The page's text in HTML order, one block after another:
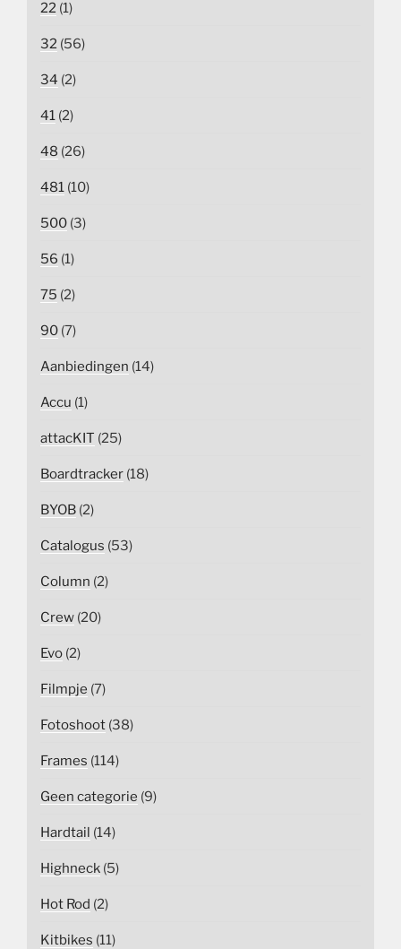
22 (1)
32 (56)
34 (2)
41 (2)
48 (26)
481 (10)
500 (3)
56 (1)
75 (2)
90 (7)
Aanbiedingen (14)
Accu (1)
attacKIT (25)
Boardtracker (18)
BYOB (2)
Catalogus (53)
Column (2)
Crew (20)
Evo (2)
Filmpje (7)
Fotoshoot (38)
Frames (114)
Geen categorie (9)
Hardtail (14)
Highneck (5)
Hot Rod (2)
Kitbikes (11)